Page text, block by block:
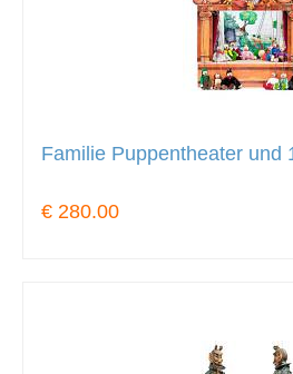
Familie Puppentheater und
€ 280.00